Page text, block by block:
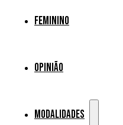
Feminino
Opinião
Modalidades